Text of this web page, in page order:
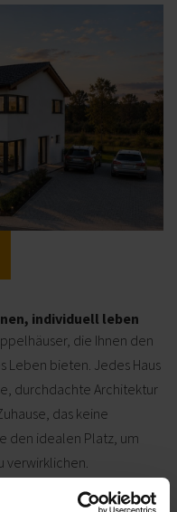
individuell leben
die Ihnen den
Leben bieten. Jedes Haus
durchdachte Architektur
das keine
den idealen Platz, um
verwirklichen.